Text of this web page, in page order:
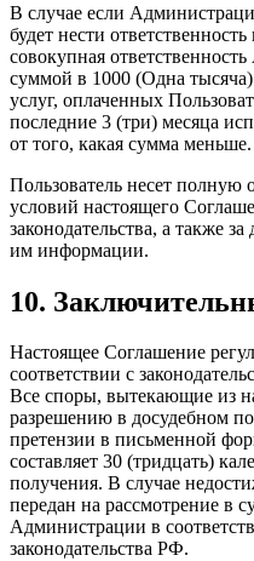
В случае если
будет нести
совокупная
суммой в 1000 (Одна
услуг, оплаченных
последние 3 (три) месяца
от того, какая сумма меньше.
Пользователь несет полную
условий настоящего
законодательства, а также
им информации.
10.
Настоящее Соглашение
соответствии с
Все споры, вытекающие из
разрешению в досудебном
претензии в письменной
составляет 30 (тридцать)
получения. В случае
передан на рассмотрение в
Администрации в
законодательства РФ.